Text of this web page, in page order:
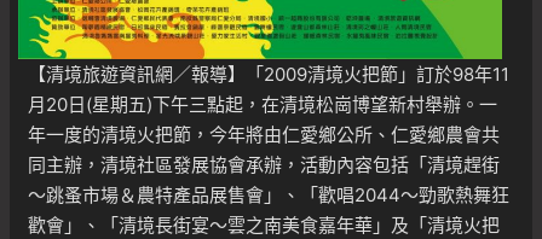
【清境旅遊資訊網／報導】「2009清境火把節」訂於98年11
月20日(星期五)下午三點起，在清境松崗博望新村舉辦。一
年一度的清境火把節，今年將由仁愛鄉公所、仁愛鄉農會共
同主辦，清境社區發展協會承辦，活動內容包括「清境趕街
～跳蚤市場＆農特產品展售會」、「歡唱2044～勁歌熱舞狂
歡會」、「清境長街宴～雲之南美食嘉年華」及「清境火把